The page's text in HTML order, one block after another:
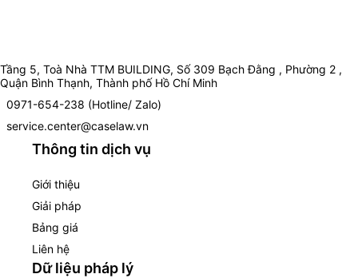
Tầng 5, Toà Nhà TTM BUILDING, Số 309 Bạch Đằng , Phường 2 ,
Quận Bình Thạnh, Thành phố Hồ Chí Minh
0971-654-238 (Hotline/ Zalo)
service.center@caselaw.vn
Thông tin dịch vụ
Giới thiệu
Giải pháp
Bảng giá
Liên hệ
Dữ liệu pháp lý